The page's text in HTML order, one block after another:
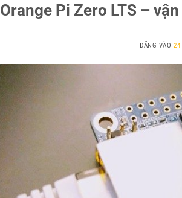
Orange Pi Zero LTS –
ĐĂNG VÀO24